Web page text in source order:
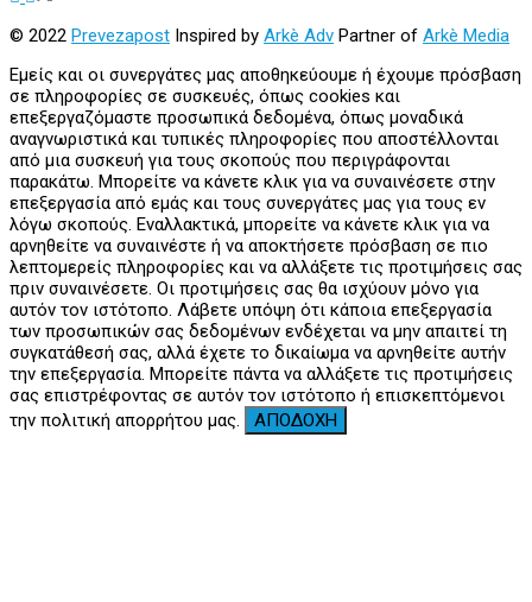
© 2022 Prevezapost Inspired by Arkè Adv Partner of Arkè Media
Εμείς και οι συνεργάτες μας αποθηκεύουμε ή έχουμε πρόσβαση
σε πληροφορίες σε συσκευές, όπως cookies και
επεξεργαζόμαστε προσωπικά δεδομένα, όπως μοναδικά
αναγνωριστικά και τυπικές πληροφορίες που αποστέλλονται
από μια συσκευή για τους σκοπούς που περιγράφονται
παρακάτω. Μπορείτε να κάνετε κλικ για να συναινέσετε στην
επεξεργασία από εμάς και τους συνεργάτες μας για τους εν
λόγω σκοπούς. Εναλλακτικά, μπορείτε να κάνετε κλικ για να
αρνηθείτε να συναινέστε ή να αποκτήσετε πρόσβαση σε πιο
λεπτομερείς πληροφορίες και να αλλάξετε τις προτιμήσεις σας
πριν συναινέσετε. Οι προτιμήσεις σας θα ισχύουν μόνο για
αυτόν τον ιστότοπο. Λάβετε υπόψη ότι κάποια επεξεργασία
των προσωπικών σας δεδομένων ενδέχεται να μην απαιτεί τη
συγκατάθεσή σας, αλλά έχετε το δικαίωμα να αρνηθείτε αυτήν
την επεξεργασία. Μπορείτε πάντα να αλλάξετε τις προτιμήσεις
σας επιστρέφοντας σε αυτόν τον ιστότοπο ή επισκεπτόμενοι
την πολιτική απορρήτου μας.
ΑΠΟΔΟΧΗ